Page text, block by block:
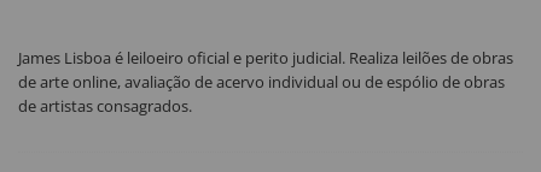
James Lisboa é leiloeiro oficial e perito judicial. Realiza leilões de obras
de arte online, avaliação de acervo individual ou de espólio de obras
de artistas consagrados.